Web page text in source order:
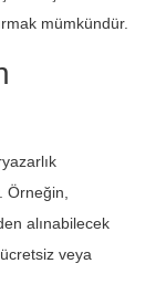
mümkündür.
alınabilecek
veya